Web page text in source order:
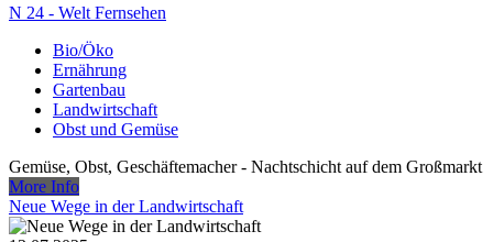
N 24 - Welt Fernsehen
Bio/Öko
Ernährung
Gartenbau
Landwirtschaft
Obst und Gemüse
Gemüse, Obst, Geschäftemacher - Nachtschicht auf dem Großmarkt
More Info
Neue Wege in der Landwirtschaft